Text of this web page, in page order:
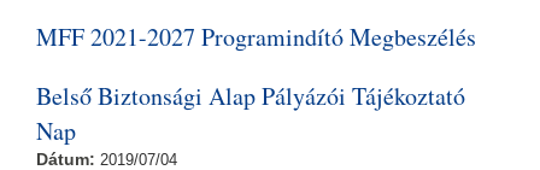
MFF 2021-2027 Programindító Megbeszélés
Belső Biztonsági Alap Pályázói Tájékoztató
Nap
Dátum: 2019/07/04